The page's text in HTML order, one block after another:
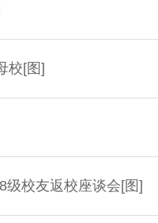
校[图]
级校友返校座谈会[图]